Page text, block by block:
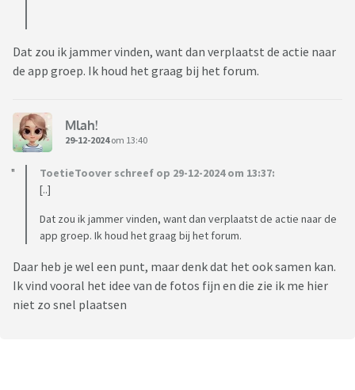
Dat zou ik jammer vinden, want dan verplaatst de actie naar
de app groep. Ik houd het graag bij het forum.
Mlah!
29-12-2024om 13:40
ToetieToover schreef op 29-12-2024 om 13:37:
[..]
Dat zou ik jammer vinden, want dan verplaatst de actie naar de
app groep. Ik houd het graag bij het forum.
Daar heb je wel een punt, maar denk dat het ook samen kan.
Ik vind vooral het idee van de fotos fijn en die zie ik me hier
niet zo snel plaatsen